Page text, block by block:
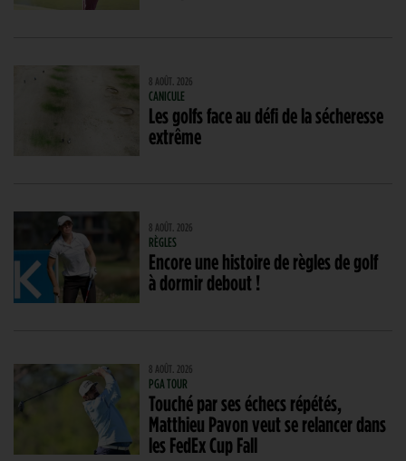
8 AOÛT. 2026
CANICULE
Les golfs face au défi de la sécheresse
extrême
8 AOÛT. 2026
RÈGLES
Encore une histoire de règles de golf
à dormir debout !
8 AOÛT. 2026
PGA TOUR
Touché par ses échecs répétés,
Matthieu Pavon veut se relancer dans
les FedEx Cup Fall